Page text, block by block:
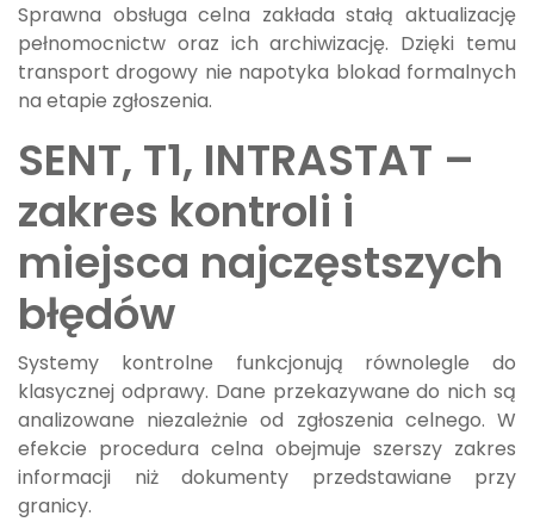
Sprawna obsługa celna zakłada stałą aktualizację
pełnomocnictw oraz ich archiwizację. Dzięki temu
transport drogowy nie napotyka blokad formalnych
na etapie zgłoszenia.
SENT, T1, INTRASTAT –
zakres kontroli i
miejsca najczęstszych
błędów
Systemy kontrolne funkcjonują równolegle do
klasycznej odprawy. Dane przekazywane do nich są
analizowane niezależnie od zgłoszenia celnego. W
efekcie procedura celna obejmuje szerszy zakres
informacji niż dokumenty przedstawiane przy
granicy.